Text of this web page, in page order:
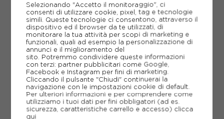
PIÙ INFORMAZIONI
SCHEDA TECNICA
GUIDA ALLE TAGLIE
CONSIGLIATI DA NOI
Selezionando "Accetto il monitoraggio", ci
consenti di utilizzare cookie, pixel, tag e tecnologie
simili. Queste tecnologie ci consentono, attraverso il
dispositivo ed il browser da te utilizzati, di
monitorare la tua attività per scopi di marketing e
funzionali, quali ad esempio la personalizzazione di
annunci e il miglioramento del
sito. Potremmo condividere queste informazioni
con terzi: partner pubblicitari come Google,
Facebook e Instagram per fini di marketing.
Cliccando il pulsante "Chiudi" continuerai la
navigazione con le impostazioni cookie di default.
Per ulteriori informazioni e per comprendere come
utilizziamo i tuoi dati per fini obbligatori (ad es.
sicurezza, caratteristiche carrello e accesso) clicca
qui